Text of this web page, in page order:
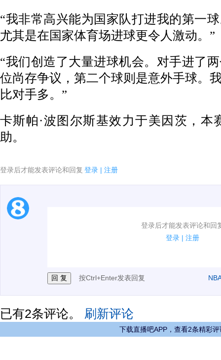
“我非常高兴能为国家队打进我的第一
尤其是在国家体育场进球更令人激动。”
“我们创造了大量进球机会。对手进了
位尚存争议，第二个球则是意外手球。
比对手多。”
卡斯帕·波图尔斯基效力于美因茨，本
助。
登录后才能发表评论和回复 登录 | 注册
登录后才能发表评论和回
登录 | 注册
1.电脑端新用户可以发表评论了！
按Ctrl+Enter发表回复
已有2条评论。 刷新评论
下载直播吧APP，查看2条精彩评